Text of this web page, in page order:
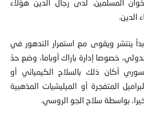
المسلمين. لدى رجال الدين هؤلاء
الدين.
ينتشر ويقوى مع استمرار التدهور في
خصوصا إدارة باراك أوباما، وضع حدّ
أكان ذلك بالسلاح الكيميائي أو
المتفجرة أو الميليشيات المذهبية
بواسطة سلاح الجو الروسي.